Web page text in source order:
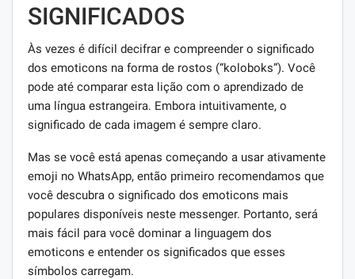
SIGNIFICADOS
Às vezes é difícil decifrar e compreender o significado
dos emoticons na forma de rostos (“koloboks”). Você
pode até comparar esta lição com o aprendizado de
uma língua estrangeira. Embora intuitivamente, o
significado de cada imagem é sempre claro.
Mas se você está apenas começando a usar ativamente
emoji no WhatsApp, então primeiro recomendamos que
você descubra o significado dos emoticons mais
populares disponíveis neste messenger. Portanto, será
mais fácil para você dominar a linguagem dos
emoticons e entender os significados que esses
símbolos carregam.